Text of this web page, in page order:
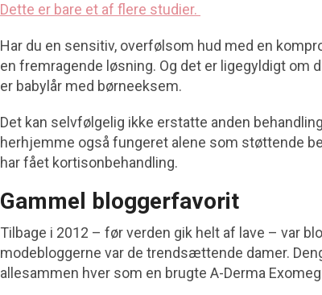
Dette er bare et af flere studier.
Har du en sensitiv, overfølsom hud med en
en fremragende løsning. Og det er ligegyldigt om
er babylår med børneeksem.
Det kan selvfølgelig ikke erstatte anden
herhjemme også fungeret alene som støttende
har fået kortisonbehandling.
Gammel bloggerfavorit
Tilbage i 2012 – før verden gik helt af lave – var
modebloggerne var de trendsættende damer.
allesammen hver som en brugte A-Derma